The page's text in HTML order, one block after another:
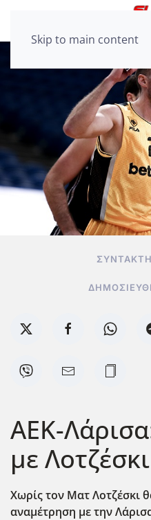
Skip to main content
ΑΕΚ-
με Λοτζέσκι
Χωρίς τον Ματ Λοτζέσκι
αναμέτρηση με την